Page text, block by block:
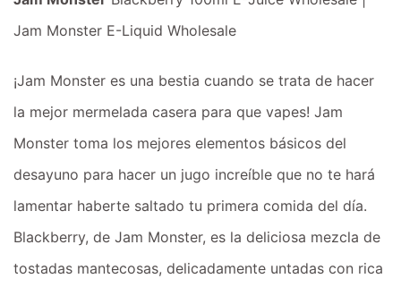
Jam Monster E-Liquid Wholesale
¡Jam Monster es una bestia cuando se trata de hacer
la mejor mermelada casera para que vapes! Jam
Monster toma los mejores elementos básicos del
desayuno para hacer un jugo increíble que no te hará
lamentar haberte saltado tu primera comida del día.
Blackberry, de Jam Monster, es la deliciosa mezcla de
tostadas mantecosas, delicadamente untadas con rica